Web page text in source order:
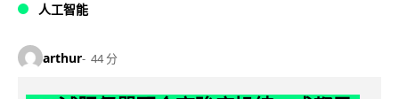
人工智能
arthur 44 分